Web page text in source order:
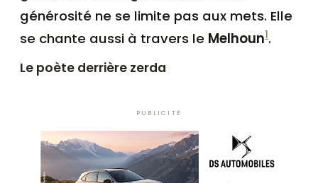
générosité ne se limite pas aux mets. Elle
se chante aussi à travers le Melhoun1.
Le poète derrière zerda
PUBLICITÉ